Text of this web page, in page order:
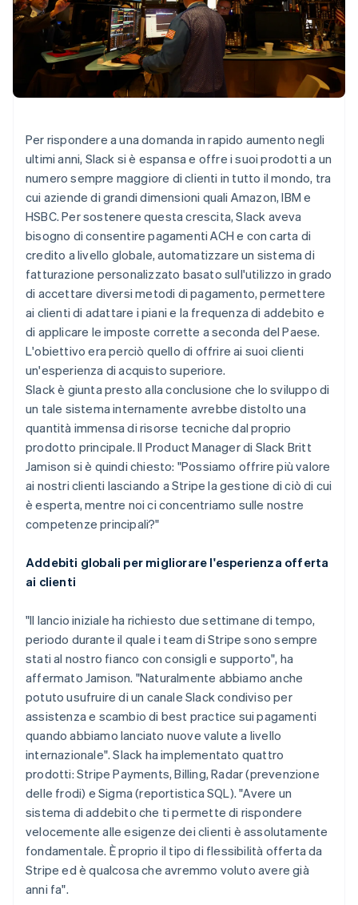
Radar
Prevenzione delle frodi
Atlas
Costituzione di start-up
Climate
Identity
Verifica online dell'identità
Stripe Sessions 2026
Scopri come Stripe sta costruendo l'infrastruttura
Guarda ora
Ecosistema
Partner
Stripe App Marketplace
Per rispondere a una domanda in rapido aumento negli
ultimi anni, Slack si è espansa e offre i suoi prodotti a un
numero sempre maggiore di clienti in tutto il mondo, tra
cui aziende di grandi dimensioni quali Amazon, IBM e
HSBC. Per sostenere questa crescita, Slack aveva
bisogno di consentire pagamenti ACH e con carta di
credito a livello globale, automatizzare un sistema di
fatturazione personalizzato basato sull'utilizzo in grado
di accettare diversi metodi di pagamento, permettere
ai clienti di adattare i piani e la frequenza di addebito e
di applicare le imposte corrette a seconda del Paese.
L'obiettivo era perciò quello di offrire ai suoi clienti
un'esperienza di acquisto superiore.
Slack è giunta presto alla conclusione che lo sviluppo di
un tale sistema internamente avrebbe distolto una
quantità immensa di risorse tecniche dal proprio
prodotto principale. Il Product Manager di Slack Britt
Jamison si è quindi chiesto: "Possiamo offrire più valore
ai nostri clienti lasciando a Stripe la gestione di ciò di cui
è esperta, mentre noi ci concentriamo sulle nostre
competenze principali?"
Addebiti globali per migliorare l'esperienza offerta
ai clienti
"Il lancio iniziale ha richiesto due settimane di tempo,
periodo durante il quale i team di Stripe sono sempre
stati al nostro fianco con consigli e supporto", ha
affermato Jamison. "Naturalmente abbiamo anche
potuto usufruire di un canale Slack condiviso per
assistenza e scambio di best practice sui pagamenti
quando abbiamo lanciato nuove valute a livello
internazionale". Slack ha implementato quattro
prodotti: Stripe Payments, Billing, Radar (prevenzione
delle frodi) e Sigma (reportistica SQL). "Avere un
sistema di addebito che ti permette di rispondere
velocemente alle esigenze dei clienti è assolutamente
fondamentale. È proprio il tipo di flessibilità offerta da
Stripe ed è qualcosa che avremmo voluto avere già
anni fa".